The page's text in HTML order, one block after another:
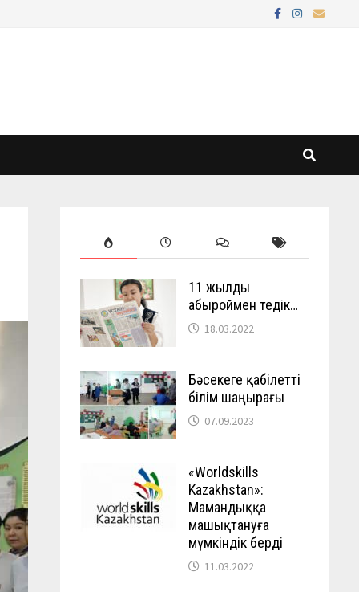
11 жылды
абыроймен өтедік…
18.03.2022
Бәсекеге қабілетті
білім шаңырағы
07.09.2023
«Worldskills
Kazakhstan»:
Мамандыққа
машықтануға
мүмкіндік берді
11.03.2022